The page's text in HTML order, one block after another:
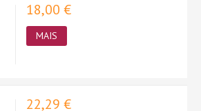
18,00 €
MAIS
22,29 €